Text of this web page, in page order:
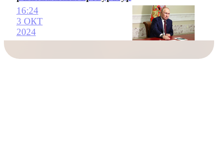
16:24
3 ОКТ
2024